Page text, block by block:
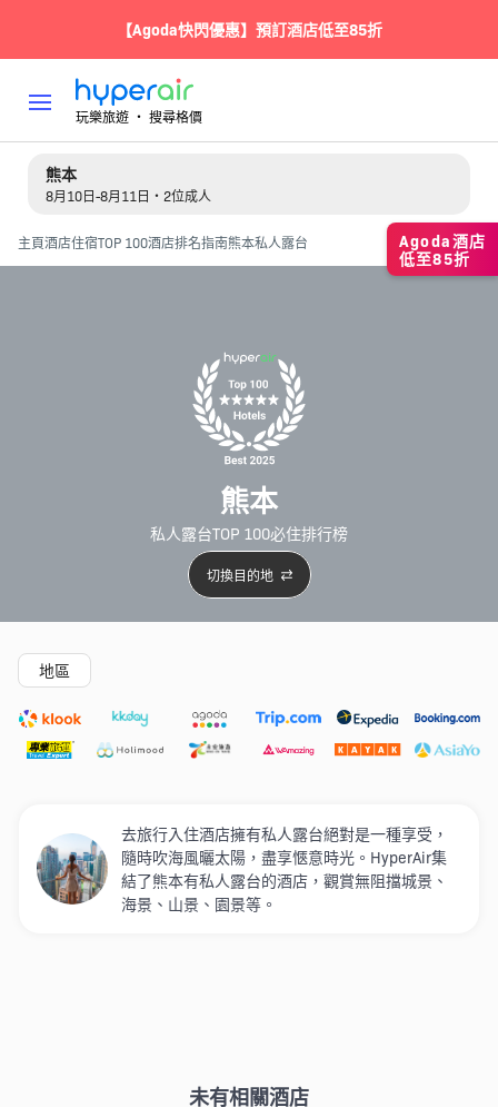
【Agoda快閃優惠】預訂酒店低至85折
玩樂旅遊 ‧ 搜尋格價
熊本
8月10日-8月11日・2位成人
主頁酒店住宿TOP 100酒店排名指南熊本私人露台
熊本
私人露台TOP 100必住排行榜
切換目的地
精選酒店
地區
去旅行入住酒店擁有私人露台絕對是一種享受，
隨時吹海風曬太陽，盡享愜意時光。HyperAir集
結了熊本有私人露台的酒店，觀賞無阻擋城景、
海景、山景、園景等。
未有相關酒店
Agoda酒店
低至85折